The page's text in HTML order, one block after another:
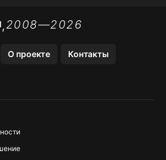
STORE
,2008—2026
О проекте Контакты